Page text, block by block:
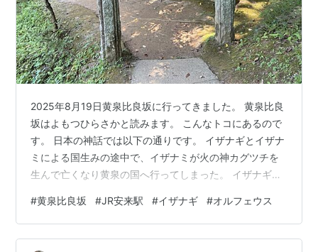
2025年8月19日黄泉比良坂に行ってきました。 黄泉比良
坂はよもつひらさかと読みます。 こんなトコにあるので
す。 日本の神話では以下の通りです。 イザナギとイザナ
ミによる国生みの途中で、イザナミが火の神カグツチを
生んで亡くなり黄泉の国へ行ってしまった。 イザナギが
た。イザナミはイザナギに対して、黄泉神と話し合いた
いので、しばらく私を見ないで欲しいと言った。しか
し、そこは世の常、見ないで欲しいと言われるとみたく
#黄泉比良坂 #JR安来駅 #イザナギ #オルフェウス